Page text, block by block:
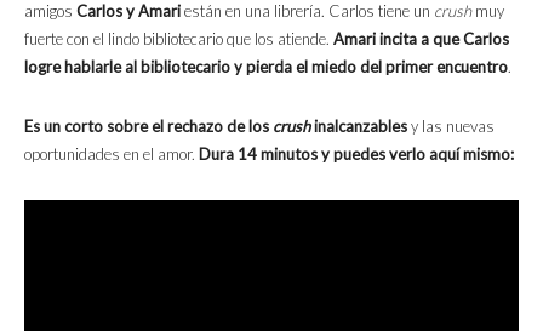
amigos Carlos y Amariestán en una librería. Carlos tiene un crushmuy
fuerte con el lindo bibliotecario que los atiende. Amari incita a que Carlos
logre hablarle al bibliotecario ypierda el miedo del primer encuentro.
Es un corto sobre el rechazo de los crushinalcanzablesy las nuevas
oportunidades en el amor. Dura 14 minutos y puedes verlo aquí mismo: